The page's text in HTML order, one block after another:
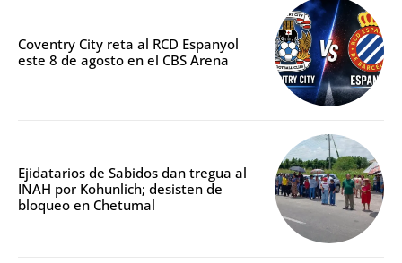
Coventry City reta al RCD Espanyol
este 8 de agosto en el CBS Arena
Ejidatarios de Sabidos dan tregua al
INAH por Kohunlich; desisten de
bloqueo en Chetumal